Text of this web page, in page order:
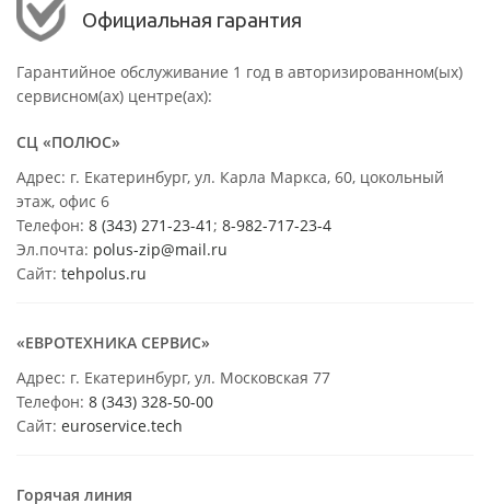
Официальная гарантия
Гарантийное обслуживание 1 год в авторизированном(ых)
сервисном(ах) центре(ах):
СЦ «ПОЛЮС»
Адрес: г. Екатеринбург, ул. Карла Маркса, 60, цокольный
этаж, офис 6
Телефон: 8 (343) 271-23-41; 8-982-717-23-4
Эл.почта: polus-zip@mail.ru
Сайт: tehpolus.ru
«ЕВРОТЕХНИКА СЕРВИС»
Адрес: г. Екатеринбург, ул. Московская 77
Телефон: 8 (343) 328-50-00
Сайт: euroservice.tech
Горячая линия